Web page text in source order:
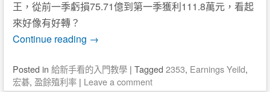
王，從前一季虧損75.71億到第一季獲利111.8萬元，看起
來好像有好轉？
Continue reading →
Posted in 給新手看的入門教學 | Tagged 2353, Earnings Yeild,
宏碁, 盈餘殖利率 | Leave a comment